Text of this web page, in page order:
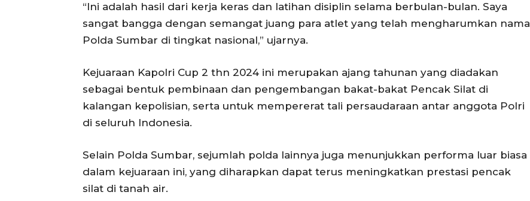
“Ini adalah hasil dari kerja keras dan latihan disiplin selama berbulan-bulan. Saya
sangat bangga dengan semangat juang para atlet yang telah mengharumkan nama
Polda Sumbar di tingkat nasional,” ujarnya.
Kejuaraan Kapolri Cup 2 thn 2024 ini merupakan ajang tahunan yang diadakan
sebagai bentuk pembinaan dan pengembangan bakat-bakat Pencak Silat di
kalangan kepolisian, serta untuk mempererat tali persaudaraan antar anggota Polri
di seluruh Indonesia.
Selain Polda Sumbar, sejumlah polda lainnya juga menunjukkan performa luar biasa
dalam kejuaraan ini, yang diharapkan dapat terus meningkatkan prestasi pencak
silat di tanah air.